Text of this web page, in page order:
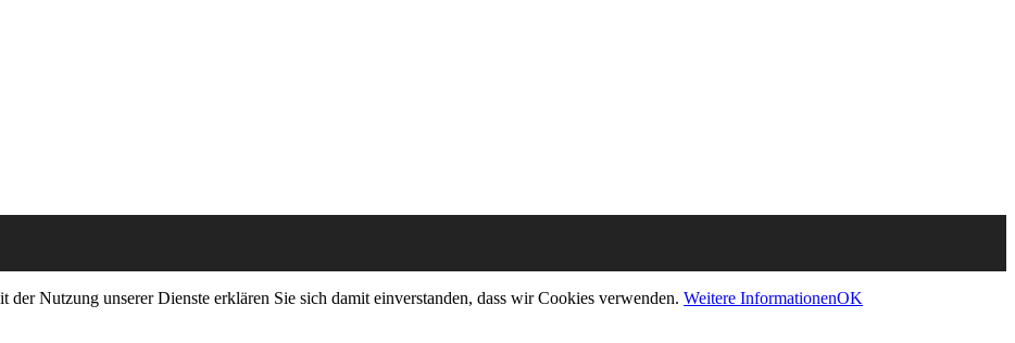
Nutzung unserer Dienste erklären Sie sich damit einverstanden, dass wir Cookies verwenden. Weitere InformationenOK